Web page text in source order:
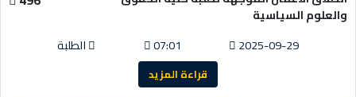
والعلوم السياسية
2025-09-29
07:01 الطلبة
قراءة المزيد